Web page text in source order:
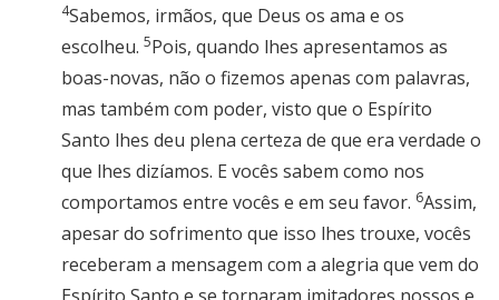
4Sabemos, irmãos, que Deus os ama e os
escolheu. 5Pois, quando lhes apresentamos as
boas-novas, não o fizemos apenas com palavras,
mas também com poder, visto que o Espírito
Santo lhes deu plena certeza de que era verdade o
que lhes dizíamos. E vocês sabem como nos
comportamos entre vocês e em seu favor. 6Assim,
apesar do sofrimento que isso lhes trouxe, vocês
receberam a mensagem com a alegria que vem do